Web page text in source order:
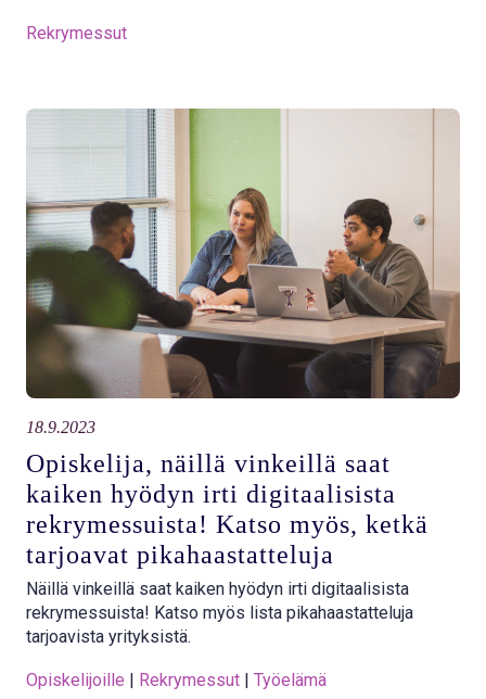
Rekrymessut
18.9.2023
Opiskelija, näillä vinkeillä saat
kaiken hyödyn irti digitaalisista
rekrymessuista! Katso myös, ketkä
tarjoavat pikahaastatteluja
Näillä vinkeillä saat kaiken hyödyn irti digitaalisista
rekrymessuista! Katso myös lista pikahaastatteluja
tarjoavista yrityksistä.
Opiskelijoille | Rekrymessut | Työelämä